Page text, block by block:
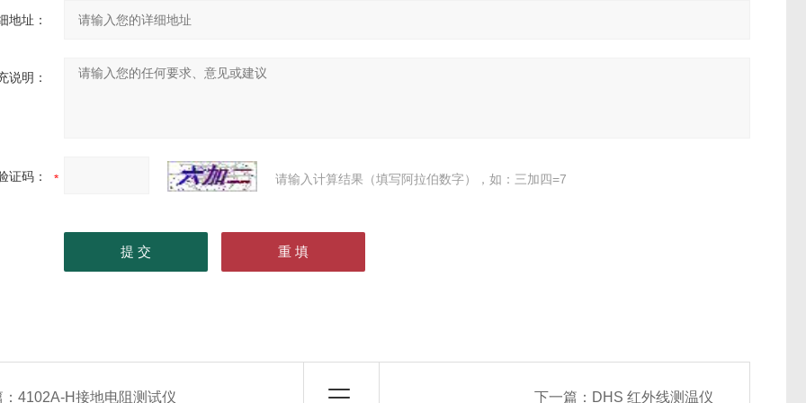
地址：
说明：
证码： 请输入计算结果（填写阿拉伯数字），如：三加四=7
：4102A-H接地电阻测试仪 下一篇： DHS 红外线测温仪